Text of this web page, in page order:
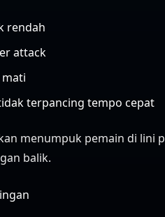
rendah
attack
terpancing tempo cepat
menumpuk pemain di lini
balik.